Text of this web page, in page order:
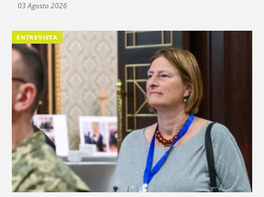
03 Agosto 2026
ENTREVISTA